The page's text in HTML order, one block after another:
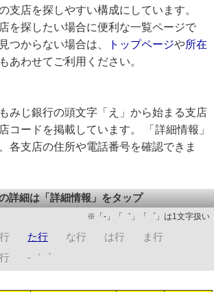
支店を探しやすい構成にしています。
を探したい場合に便利な一覧ページで
つからない場合は、
トップページや所在
もあわせてご利用ください。
みじ銀行の頭文字「え」から始まる支店
コードを掲載しています。 「詳細情報」
各支店の住所や電話番号を確認できま
詳細は「詳細情報」をタップ
※「-」「゛」「゜」は1文字扱い
た行 な行 は行
ま行
-゛゜